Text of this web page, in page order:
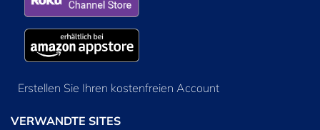
Erstellen Sie Ihren kostenfreien Account
VERWANDTE SITES